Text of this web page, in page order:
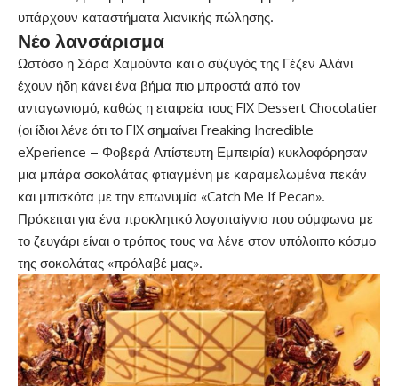
υπάρχουν καταστήματα λιανικής πώλησης.
Νέο λανσάρισμα
Ωστόσο η Σάρα Χαμούντα και ο σύζυγός της Γέζεν Αλάνι
έχουν ήδη κάνει ένα βήμα πιο μπροστά από τον
ανταγωνισμό, καθώς η εταιρεία τους FIX Dessert Chocolatier
(οι ίδιοι λένε ότι το FIX σημαίνει Freaking Incredible
eXperience – Φοβερά Απίστευτη Εμπειρία) κυκλοφόρησαν
μια μπάρα σοκολάτας φτιαγμένη με καραμελωμένα πεκάν
και μπισκότα με την επωνυμία «Catch Me If Pecan».
Πρόκειται για ένα προκλητικό λογοπαίγνιο που σύμφωνα με
το ζευγάρι είναι ο τρόπος τους να λένε στον υπόλοιπο κόσμο
της σοκολάτας «πρόλαβέ μας».